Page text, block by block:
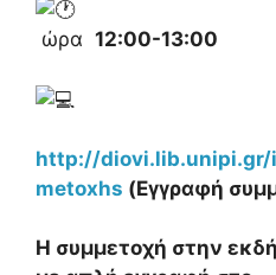
ώρα 12:00-13:00
http://
metoxhs (Εγγραφή
Η συμμετοχή στην